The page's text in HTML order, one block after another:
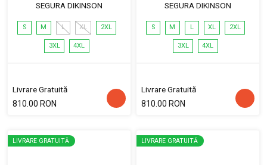
SEGURA DIKINSON
S M L XL 2XL
3XL 4XL
Livrare Gratuită
810.00 RON
SEGURA DIKINSON
S M L XL 2XL
3XL 4XL
Livrare Gratuită
810.00 RON
LIVRARE GRATUITĂ LIVRARE GRATUITĂ